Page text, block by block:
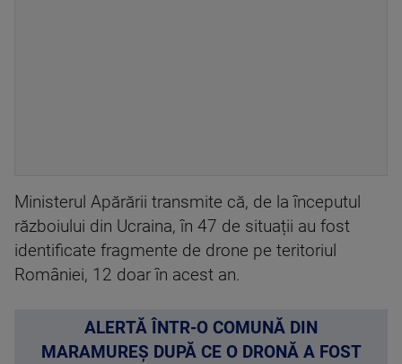
Ministerul Apărării transmite că, de la începutul
războiului din Ucraina, în 47 de situații au fost
identificate fragmente de drone pe teritoriul
României, 12 doar în acest an.
ALERTĂ ÎNTR-O COMUNĂ DIN
MARAMUREȘ DUPĂ CE O DRONĂ A FOST